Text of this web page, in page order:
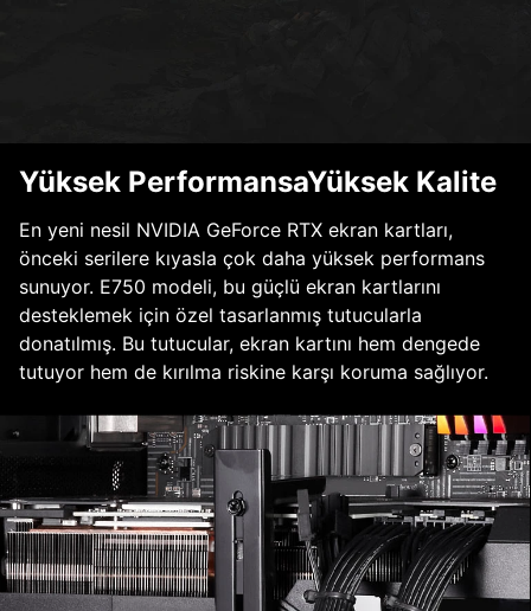
Yüksek PerformansaYüksek Kalite
En yeni nesil NVIDIA GeForce RTX ekran kartları,
önceki serilere kıyasla çok daha yüksek performans
sunuyor. E750 modeli, bu güçlü ekran kartlarını
desteklemek için özel tasarlanmış tutucularla
donatılmış. Bu tutucular, ekran kartını hem dengede
tutuyor hem de kırılma riskine karşı koruma sağlıyor.